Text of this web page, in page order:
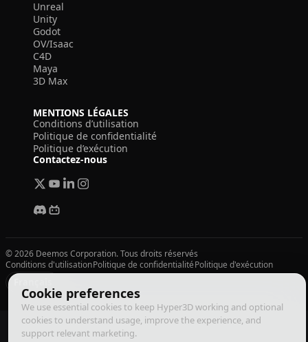
Cookie preferences
We use essential cookies to keep Hyper3D working and optional
cookies to understand usage, improve the experience, and
support relevant marketing.
Unreal
Unity
Godot
OV/Isaac
C4D
Maya
3D Max
MENTIONS LÉGALES
Conditions d’utilisation
Politique de confidentialité
Politique d’exécution
Contactez-nous
© 2026 Deemos Corporation. Tous droits réservés
Conditions d'utilisationPolitique de confidentialitéPolitique d'exécution